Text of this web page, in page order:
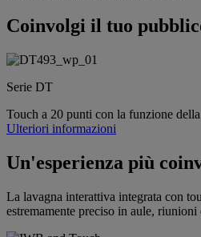
Coinvolgi il tuo
Serie DT
Touch a 20 punti con la funzione
Ulteriori informazioni
Un'esperienza più
La lavagna interattiva integrata con
estremamente preciso in aule, riunioni